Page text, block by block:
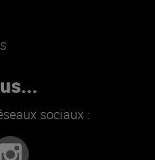
sociaux :